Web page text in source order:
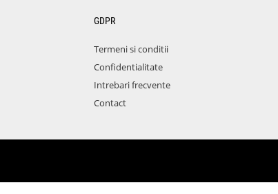
GDPR
Termeni si conditii
Confidentialitate
Intrebari frecvente
Contact